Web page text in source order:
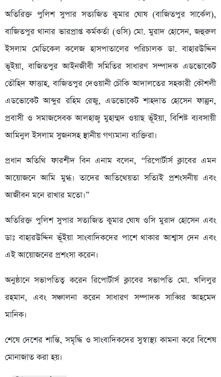
অতিরিক্ত পুলিশ সুপার সত্যজিত কুমার ঘোষ (বাজিতপুর সার্কেল),
বাজিতপুর থানার ভারপ্রাপ্ত কর্মকর্তা (ওসি) মো. মুরাদ হোসেন, জহুরুল
ইসলাম মেডিকেল কলেজ হাসপাতালের পরিচালক ডা. বাহারউদ্দিন
ভূইয়া, বাজিতপুর আইনজীবী সমিতির সাধারণ সম্পাদক এডভোকেট
তৌহিদ ফাত্তাহ, বাজিতপুর দেওয়ানী চৌকি আদালতের সহকারী কৌশলী
এডভোকেট আব্দুর রহিম রেজু, এডভোকেট শাহদাত হোসেন ফাল্গুন,
প্রবাসী ও সমাজসেবক আলহাজ্ব মুহাম্মদ ওয়াছ ভূঁইয়া, বিশিষ্ট ব্যবসায়ী
আমিনুল ইসলাম সুজনসহ স্থানীয় গণ্যমান্য ব্যক্তিরা।
প্রধান অতিথি ফারশীদ বিন এনাম বলেন, “রিপোর্টার্স ক্লাবের এমন
আয়োজনে আমি মুগ্ধ। তাদের আতিথেয়তা সত্যিই প্রশংসনীয় এবং
আজীবন মনে রাখার মতো।”
অতিরিক্ত পুলিশ সুপার সত্যজিত কুমার ঘোষ ওসি মুরাদ হোসেন এবং
ডাঃ বাহারউদ্দিন ভূঁইয়া সাংবাদিকদের পাশে থাকার আশ্বাস দেন এবং
এই আয়োজনের প্রশংসা করেন।
অনুষ্ঠানে সভাপতিত্ব করেন রিপোর্টার্স ক্লাবের সভাপতি মো. খলিলুর
রহমান, এবং সঞ্চালনা করেন সাধারণ সম্পাদক সাব্বির আহমেদ
মানিক।
শেষে দেশের শান্তি, সমৃদ্ধি ও সাংবাদিকদের সুস্বাস্থ্য কামনা করে বিশেষ
মোনাজাত করা হয়।